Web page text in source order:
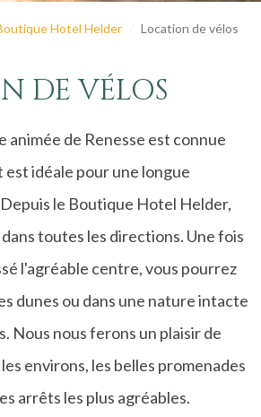
Hotel Helder Location de vélos
DE VÉLOS
animée de Renesse est connue
idéale pour une longue
le Boutique Hotel Helder,
toutes les directions. Une fois
l'agréable centre, vous pourrez
dunes ou dans une nature intacte
Nous nous ferons un plaisir de
environs, les belles promenades
arrêts les plus agréables.